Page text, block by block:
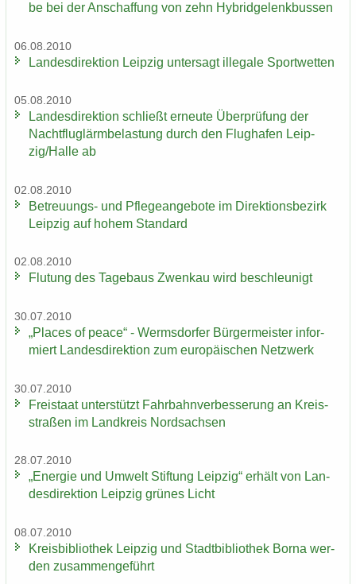
be bei der An­schaf­fung von zehn Hy­brid­ge­lenk­bus­sen
06.08.2010
Lan­des­di­rek­ti­on Leip­zig un­ter­sagt il­le­ga­le Sport­wet­ten
05.08.2010
Lan­des­di­rek­ti­on schließt er­neu­te Über­prü­fung der
Nacht­flug­lärm­be­las­tung durch den Flug­ha­fen Leip­
zig/Halle ab
02.08.2010
Betreuungs-​ und Pfle­ge­an­ge­bo­te im Di­rek­ti­ons­be­zirk
Leip­zig auf hohem Stan­dard
02.08.2010
Flu­tung des Ta­ge­baus Zwenkau wird be­schleu­nigt
30.07.2010
„Places of peace“ - Werms­dor­fer Bür­ger­meis­ter in­for­
miert Lan­des­di­rek­ti­on zum eu­ro­päi­schen Netz­werk
30.07.2010
Frei­staat un­ter­stützt Fahr­bahn­ver­bes­se­rung an Kreis­
stra­ßen im Land­kreis Nord­sach­sen
28.07.2010
„En­er­gie und Um­welt Stif­tung Leip­zig“ er­hält von Lan­
des­di­rek­ti­on Leip­zig grü­nes Licht
08.07.2010
Kreis­bi­blio­thek Leip­zig und Stadt­bi­blio­thek Borna wer­
den zu­sam­men­ge­führt